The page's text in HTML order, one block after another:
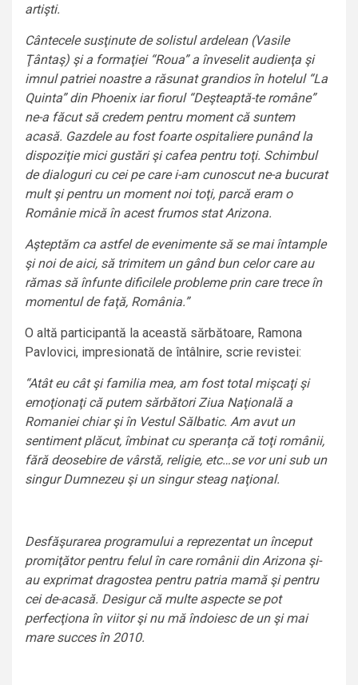
artişti.
Cântecele susţinute de solistul ardelean (Vasile
Ţântaş) şi a formaţiei “Roua” a înveselit audienţa şi
imnul patriei noastre a răsunat grandios în hotelul “La
Quinta” din Phoenix iar fiorul “Deşteaptă-te române”
ne-a făcut să credem pentru moment că suntem
acasă. Gazdele au fost foarte ospitaliere punând la
dispoziţie mici gustări şi cafea pentru toţi. Schimbul
de dialoguri cu cei pe care i-am cunoscut ne-a bucurat
mult şi pentru un moment noi toţi, parcă eram o
Românie mică în acest frumos stat Arizona.
Aşteptăm ca astfel de evenimente să se mai întample
şi noi de aici, să trimitem un gând bun celor care au
rămas să înfunte dificilele probleme prin care trece în
momentul de faţă, România.”
O altă participantă la această sărbătoare, Ramona
Pavlovici, impresionată de întâlnire, scrie revistei:
“Atât eu cât şi familia mea, am fost total mişcaţi şi
emoţionaţi că putem sărbători Ziua Naţională a
Romaniei chiar şi în Vestul Sălbatic. Am avut un
sentiment plăcut, îmbinat cu speranţa că toţi românii,
fără deosebire de vârstă, religie, etc…se vor uni sub un
singur Dumnezeu şi un singur steag naţional.
Desfăşurarea programului a reprezentat un început
promiţător pentru felul în care românii din Arizona şi-
au exprimat dragostea pentru patria mamă şi pentru
cei de-acasă. Desigur că multe aspecte se pot
perfecţiona în viitor şi nu mă îndoiesc de un şi mai
mare succes în 2010.